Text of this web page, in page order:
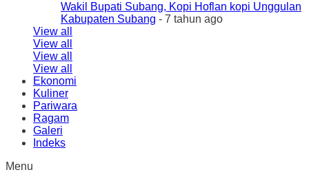
Wakil Bupati Subang, Kopi Hoflan kopi Unggulan
Kabupaten Subang - 7 tahun ago
View all
View all
View all
View all
Ekonomi
Kuliner
Pariwara
Ragam
Galeri
Indeks
Menu